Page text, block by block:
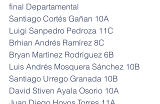
final Departamental
Santiago Cortés Gañan 10A
Luigi Sanpedro Pedroza 11C
Brhian Andrés Ramírez 8C
Bryan Martínez Rodríguez 6B
Luis Andrés Mosquera Sánchez 10B
Santiago Urrego Granada 10B
David Stiven Ayala Osorio 10A